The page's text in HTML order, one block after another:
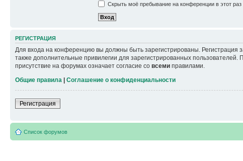
Скрыть моё пребывание на конференции в этот раз
РЕГИСТРАЦИЯ
Для входа на конференцию вы должны быть зарегистрированы. Регистрация
также дополнительные привилегии для зарегистрированных
присутствие на форумах означает согласие со всеми правилами.
Общие правила
Соглашение о конфиденциальности
Регистрация
Список форумов